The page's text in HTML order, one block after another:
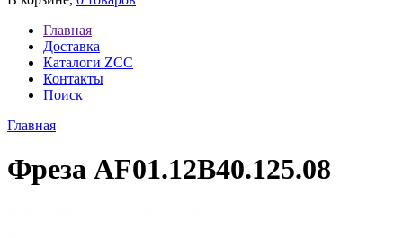
Главная
Доставка
Каталоги ZCC
Контакты
Поиск
Главная
Фреза AF01.12B40.125.08